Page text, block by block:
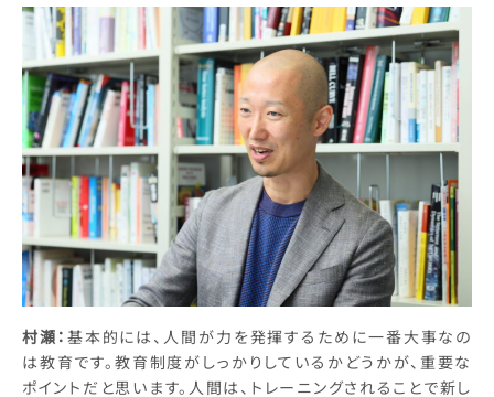
村瀬： 基本的には、人間が力を発揮するために一番大事なの
は教育です。教育制度がしっかりしているかどうかが、重要な
ポイントだと思います。人間は、トレーニングされることで新し